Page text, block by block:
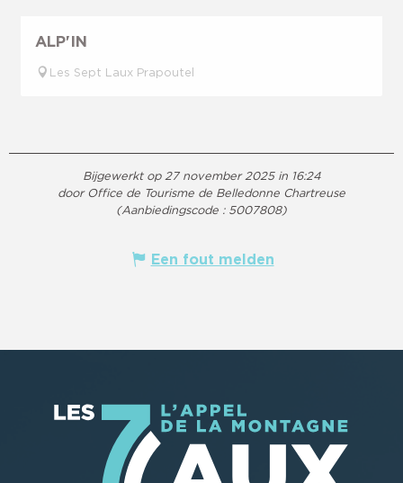
ALP'IN
Les Sept Laux Prapoutel
Bijgewerkt op 27 november 2025 in 16:24
door Office de Tourisme de Belledonne Chartreuse
(Aanbiedingscode : 5007808)
Een fout melden